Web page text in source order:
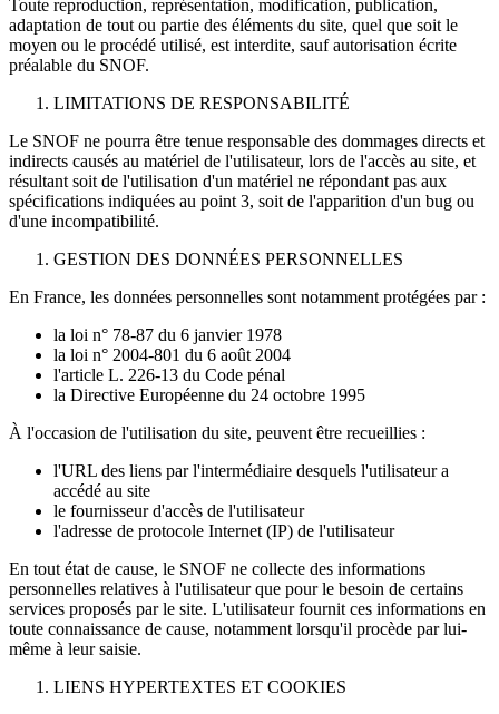
Toute reproduction, représentation, modification, publication,
adaptation de tout ou partie des éléments du site, quel que soit le
moyen ou le procédé utilisé, est interdite, sauf autorisation écrite
préalable du SNOF.
LIMITATIONS DE RESPONSABILITÉ
Le SNOF ne pourra être tenue responsable des dommages directs et
indirects causés au matériel de l'utilisateur, lors de l'accès au site, et
résultant soit de l'utilisation d'un matériel ne répondant pas aux
spécifications indiquées au point 3, soit de l'apparition d'un bug ou
d'une incompatibilité.
GESTION DES DONNÉES PERSONNELLES
En France, les données personnelles sont notamment protégées par :
la loi n° 78-87 du 6 janvier 1978
la loi n° 2004-801 du 6 août 2004
l'article L. 226-13 du Code pénal
la Directive Européenne du 24 octobre 1995
À l'occasion de l'utilisation du site, peuvent être recueillies :
l'URL des liens par l'intermédiaire desquels l'utilisateur a
accédé au site
le fournisseur d'accès de l'utilisateur
l'adresse de protocole Internet (IP) de l'utilisateur
En tout état de cause, le SNOF ne collecte des informations
personnelles relatives à l'utilisateur que pour le besoin de certains
services proposés par le site. L'utilisateur fournit ces informations en
toute connaissance de cause, notamment lorsqu'il procède par lui-
même à leur saisie.
LIENS HYPERTEXTES ET COOKIES